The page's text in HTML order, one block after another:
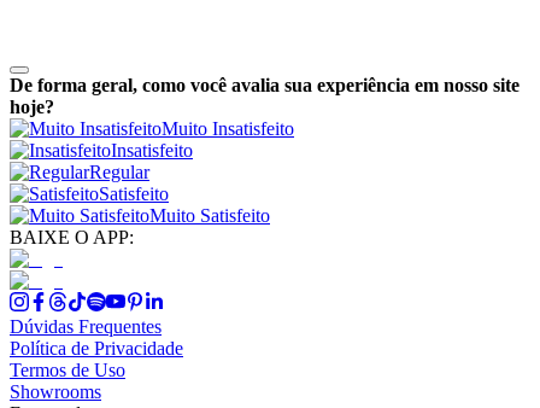
De forma geral, como você avalia sua experiência em nosso site
hoje?
Muito Insatisfeito
Insatisfeito
Regular
Satisfeito
Muito Satisfeito
BAIXE O APP:
Dúvidas Frequentes
Política de Privacidade
Termos de Uso
Showrooms